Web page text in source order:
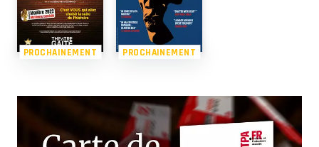
PROCHAINEMENT PROCHAINEMENT